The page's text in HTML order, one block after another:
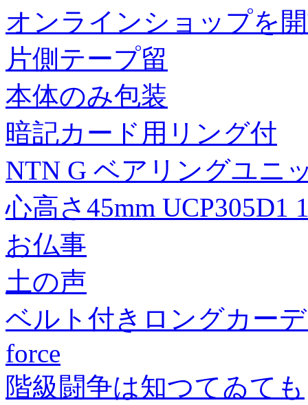
オンラインショップを
片側テープ留
本体のみ包装
暗記カード用リング付
NTN G ベアリングユニ
心高さ45mm UCP305D1
お仏事
土の声
ベルト付きロングカー
force
階級闘争は知つてゐても